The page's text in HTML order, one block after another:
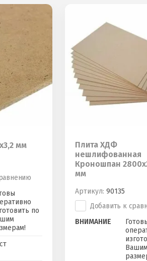
мм
по
Плита ХДФ
нешлифованная
Кроношпан
мм
Артикул: 90135
Добавить к
ВНИМАНИЕ
Вашим